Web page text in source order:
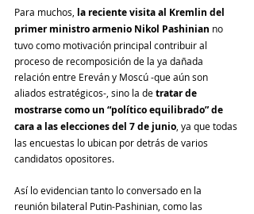
Para muchos, la reciente visita al Kremlin del
primer ministro armenio Nikol Pashinian no
tuvo como motivación principal contribuir al
proceso de recomposición de la ya dañada
relación entre Ereván y Moscú -que aún son
aliados estratégicos-, sino la de tratar de
mostrarse como un “político equilibrado” de
cara a las elecciones del 7 de junio, ya que todas
las encuestas lo ubican por detrás de varios
candidatos opositores.
Así lo evidencian tanto lo conversado en la
reunión bilateral Putin-Pashinian, como las